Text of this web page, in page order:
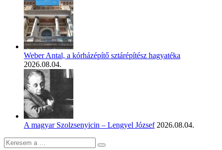
Weber Antal, a kórházépítő sztárépítész hagyatéka
2026.08.04.
A magyar Szolzsenyicin – Lengyel József 2026.08.04.